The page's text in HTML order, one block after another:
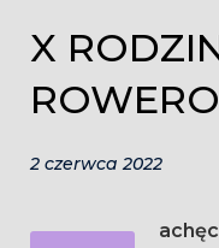
X
2 czerwca 2022